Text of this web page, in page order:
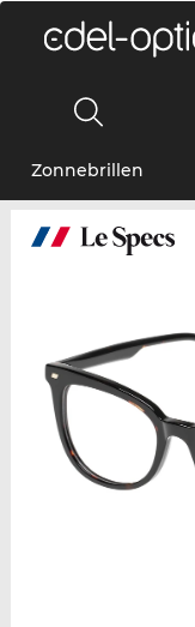
Zonnebrillen